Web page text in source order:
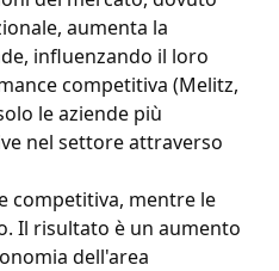
aumenta la
influenzando il loro
competitiva (Melitz,
le aziende più
nel settore attraverso
competitiva, mentre le
Il risultato è un aumento
dell'area